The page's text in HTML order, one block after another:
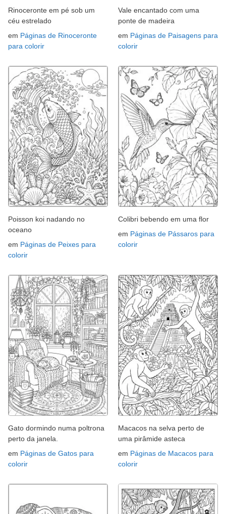
Rinoceronte em pé sob um
céu estrelado
em Páginas de Rinoceronte
para colorir
Vale encantado com uma
ponte de madeira
em Páginas de Paisagens para
colorir
Poisson koi nadando no
oceano
em Páginas de Peixes para
colorir
Colibri bebendo em uma flor
em Páginas de Pássaros para
colorir
Gato dormindo numa poltrona
perto da janela.
em Páginas de Gatos para
colorir
Macacos na selva perto de
uma pirâmide asteca
em Páginas de Macacos para
colorir